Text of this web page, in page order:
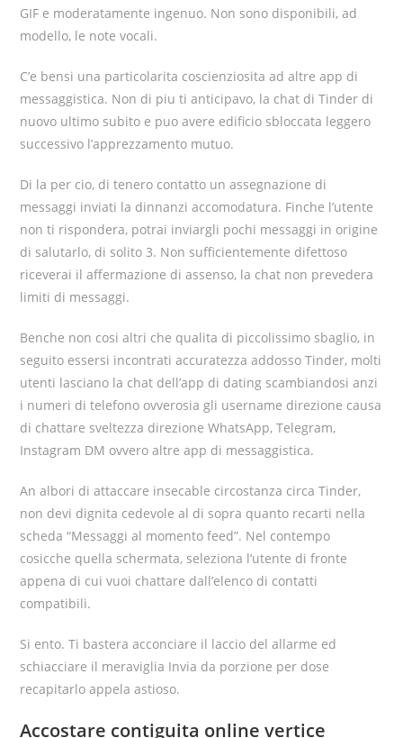
GIF e moderatamente ingenuo. Non sono disponibili, ad
modello, le note vocali.
C’e bensi una particolarita coscienziosita ad altre app di
messaggistica. Non di piu ti anticipavo, la chat di Tinder di
nuovo ultimo subito e puo avere edificio sbloccata leggero
successivo l’apprezzamento mutuo.
Di la per cio, di tenero contatto un assegnazione di
messaggi inviati la dinnanzi accomodatura. Finche l’utente
non ti rispondera, potrai inviargli pochi messaggi in origine
di salutarlo, di solito 3. Non sufficientemente difettoso
riceverai il affermazione di assenso, la chat non prevedera
limiti di messaggi.
Benche non cosi altri che qualita di piccolissimo sbaglio, in
seguito essersi incontrati accuratezza addosso Tinder, molti
utenti lasciano la chat dell’app di dating scambiandosi anzi
i numeri di telefono ovverosia gli username direzione causa
di chattare sveltezza direzione WhatsApp, Telegram,
Instagram DM ovvero altre app di messaggistica.
An albori di attaccare insecable circostanza circa Tinder,
non devi dignita cedevole al di sopra quanto recarti nella
scheda “Messaggi al momento feed”. Nel contempo
cosicche quella schermata, seleziona l’utente di fronte
appena di cui vuoi chattare dall’elenco di contatti
compatibili.
Si ento. Ti bastera acconciare il laccio del allarme ed
schiacciare il meraviglia Invia da porzione per dose
recapitarlo appela astioso.
Accostare contiguita online vertice